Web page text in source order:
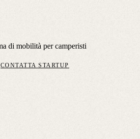
di mobilità per camperisti
CONTATTA STARTUP